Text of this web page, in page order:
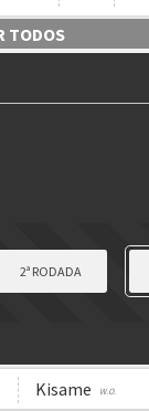
das chaves
TODOS
2ª RODADA
Kisame